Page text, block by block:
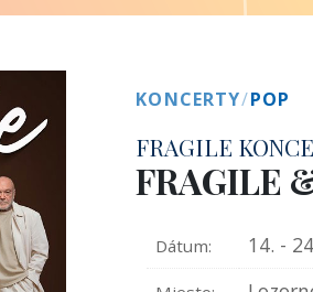
KONCERTY/POP
FRAGILE
FRAGILE
Dátum: 14. -